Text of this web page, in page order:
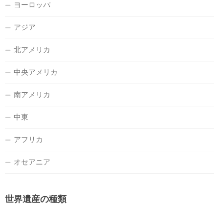
ヨーロッパ
アジア
北アメリカ
中央アメリカ
南アメリカ
中東
アフリカ
オセアニア
世界遺産の種類